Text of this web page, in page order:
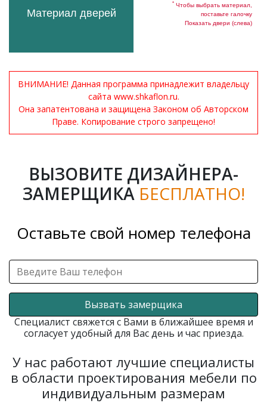
Материал дверей
* Чтобы выбрать материал,
поставьте галочку
Показать двери (слева)
ВНИМАНИЕ! Данная программа принадлежит владельцу
сайта www.shkaflon.ru.
Она запатентована и защищена Законом об Авторском
Праве. Копирование строго запрещено!
ВЫЗОВИТЕ ДИЗАЙНЕРА-
ЗАМЕРЩИКА БЕСПЛАТНО!
Оставьте свой номер телефона
Вызвать замерщика
Специалист свяжется с Вами в ближайшее время и
согласует удобный для Вас день и час приезда.
У нас работают лучшие специалисты
в области проектирования мебели по
индивидуальным размерам